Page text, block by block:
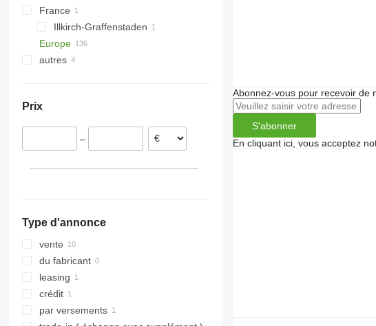
France
Illkirch-Graffenstaden
Europe
Allemagne
Jarocin
Tarnowo Podgórne
Roumanie
Danemark
autres
Prix
–
Type d'annonce
vente
du fabricant
leasing
crédit
par versements
Abonnez-vous pour recevoir de
S'abonner
En cliquant ici, vous acceptez